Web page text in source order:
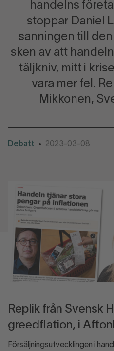
handelns
stoppar Daniel
sanningen till
sken av att
täljkniv, mitt i
vara mer fel.
Mikkonen,
Debatt • 2023-03-08
Replik från Svensk
greedflation, i
Försäljningsutvecklingen i